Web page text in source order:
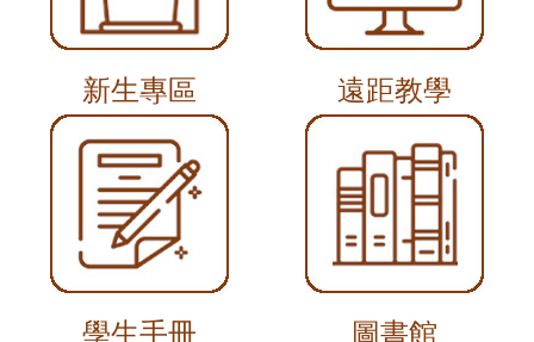
新生專區 遠距教學
學生手冊 圖書館